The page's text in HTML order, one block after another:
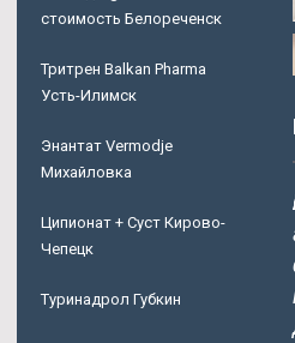
стоимость Белореченск
Тритрен Balkan Pharma
Усть-Илимск
Энантат Vermodje
Михайловка
Ципионат + Суст Кирово-
Чепецк
Туринадрол Губкин